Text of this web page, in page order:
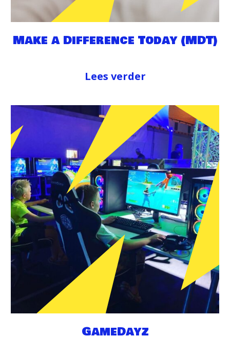
Make a Difference Today (MDT)
Lees verder
GameDayz